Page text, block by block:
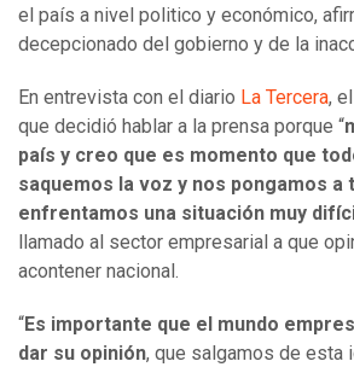
el país a nivel politico y económico,
decepcionado del gobierno y de la
En entrevista con el diario La Tercera,
que decidió hablar a la prensa porque “
país y creo que es momento que
saquemos la voz y nos pongamos a
enfrentamos una situación muy
llamado al sector empresarial a que
acontener nacional.
“Es importante que el mundo
dar su opinión, que salgamos de esta